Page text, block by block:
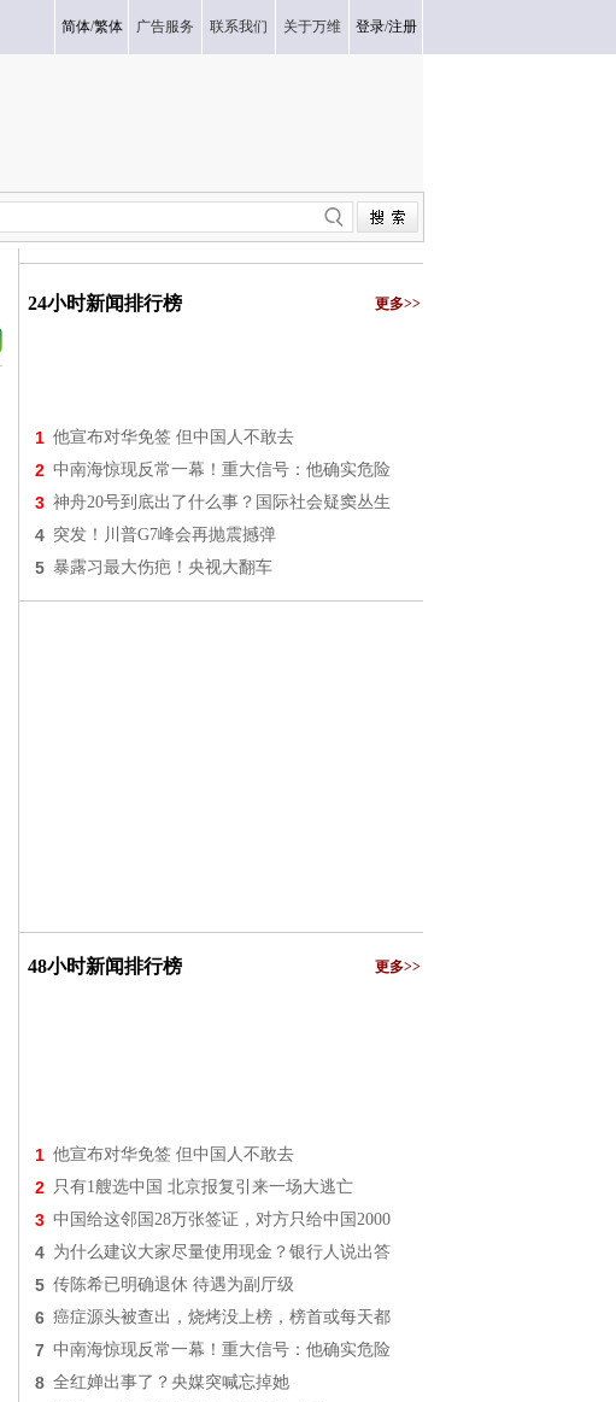
简体/繁体 广告服务 联系我们 关于万维 登录/注册
24小时新闻排行榜 更多>>
1 他宣布对华免签 但中国人不敢去
2 中南海惊现反常一幕！重大信号：他确实危险
3 神舟20号到底出了什么事？国际社会疑窦丛生
4 突发！川普G7峰会再抛震撼弹
5 暴露习最大伤疤！央视大翻车
48小时新闻排行榜 更多>>
1 他宣布对华免签 但中国人不敢去
2 只有1艘选中国 北京报复引来一场大逃亡
3 中国给这邻国28万张签证，对方只给中国2000
4 为什么建议大家尽量使用现金？银行人说出答
5 传陈希已明确退休 待遇为副厅级
6 癌症源头被查出，烧烤没上榜，榜首或每天都
7 中南海惊现反常一幕！重大信号：他确实危险
8 全红婵出事了？央媒突喊忘掉她